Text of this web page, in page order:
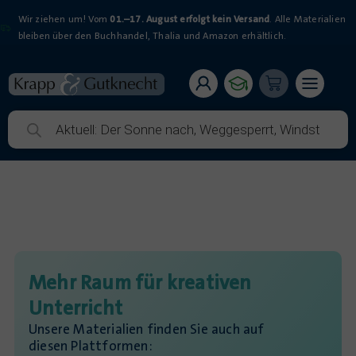
Wir ziehen um! Vom 01.–17. August erfolgt kein Versand. Alle Materialien
bleiben über den Buchhandel, Thalia und Amazon erhältlich.
Mehr Raum für kreativen
Unterricht
Unsere Materialien finden Sie auch auf
diesen Plattformen: